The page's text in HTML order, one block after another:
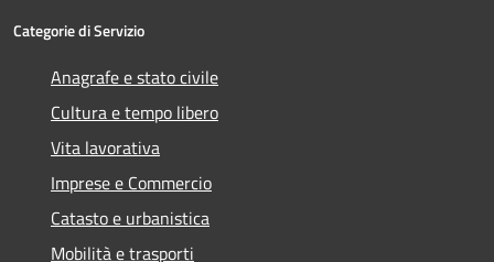
Categorie di Servizio
Anagrafe e stato civile
Cultura e tempo libero
Vita lavorativa
Imprese e Commercio
Catasto e urbanistica
Mobilità e trasporti